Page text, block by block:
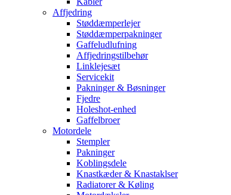
Affjedring
Støddæmperlejer
Støddæmperpakninger
Gaffeludlufning
Affjedringstilbehør
Linklejesæt
Servicekit
Pakninger & Bøsninger
Fjedre
Holeshot-enhed
Gaffelbroer
Motordele
Stempler
Pakninger
Koblingsdele
Knastkæder & Knastaklser
Radiatorer & Køling